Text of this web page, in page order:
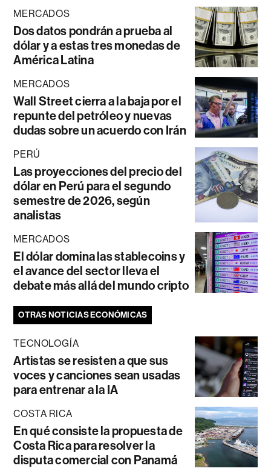
MERCADOS
Dos datos pondrán a prueba al
dólar y a estas tres monedas de
América Latina
MERCADOS
Wall Street cierra a la baja por el
repunte del petróleo y nuevas
dudas sobre un acuerdo con Irán
PERÚ
Las proyecciones del precio del
dólar en Perú para el segundo
semestre de 2026, según
analistas
MERCADOS
El dólar domina las stablecoins y
el avance del sector lleva el
debate más allá del mundo cripto
OTRAS NOTICIAS ECONÓMICAS
TECNOLOGÍA
Artistas se resisten a que sus
voces y canciones sean usadas
para entrenar a la IA
COSTA RICA
En qué consiste la propuesta de
Costa Rica para resolver la
disputa comercial con Panamá